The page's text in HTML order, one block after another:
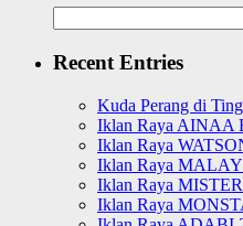
for:
Recent Entries
Kuda Perang di
Iklan Raya AINAA
Iklan Raya
Iklan Raya
Iklan Raya
Iklan Raya